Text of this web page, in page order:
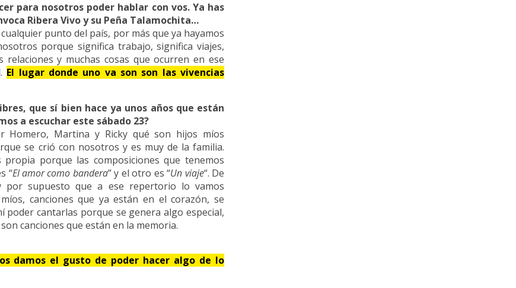
para nosotros poder hablar con vos. Ya has
Ribera Vivo y su Peña Talamochita…
punto del país, por más que ya hayamos
porque significa trabajo, significa viajes,
y muchas cosas que ocurren en ese
El lugar donde uno va son son las vivencias
que sí bien hace ya unos años que están
a escuchar este sábado 23?
Homero, Martina y Ricky qué son hijos míos
se crió con nosotros y es muy de la familia.
porque las composiciones que tenemos
“El amor como bandera” y el otro es “Un viaje“. De
supuesto que a ese repertorio lo vamos
canciones que ya están en el corazón, se
poder cantarlas porque se genera algo especial,
canciones que están en la memoria.
damos el gusto de poder hacer algo de lo